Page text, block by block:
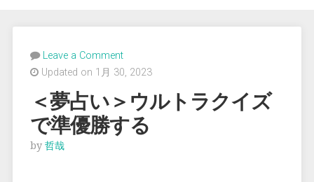
Leave a Comment
Updated on 1月 30, 2023
＜夢占い＞ウルトラクイズ
で準優勝する
by 哲哉